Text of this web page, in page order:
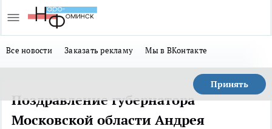
Все новости Заказать рекламу Мы в ВКонтакте
Принять
Поздравление губернатора
Московской области Андрея